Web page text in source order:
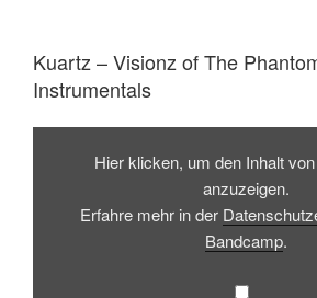
Kuartz – Visionz of The
Instrumentals
Inhalt
BandcampHier klicken, um den Inhalt
anzuzeigen.
Erfahre mehr in der
Bandcamp.